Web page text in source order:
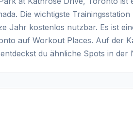
Die wichtigste
Jahr kostenlos nutzbar. Es ist
auf Workout Places. Auf der
du ähnliche Spots in der